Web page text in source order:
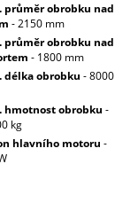
průměr obrobku nad
- 2150 mm
průměr obrobku nad
- 1800 mm
délka obrobku - 8000
hmotnost obrobku -
kg
hlavního motoru -